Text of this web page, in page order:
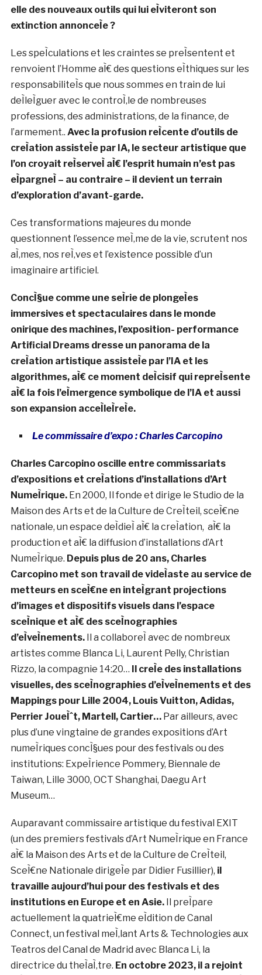
elle des nouveaux outils qui lui eÌviteront son
extinction annonceÌe ?
Les speÌculations et les craintes se preÌsentent et
renvoient l’Homme aÌ€ des questions eÌthiques sur les
responsabiliteÌs que nous sommes en train de lui
deÌleÌguer avec le controÌ‚le de nombreuses
professions, des administrations, de la finance, de
l’armement.. Avec la profusion reÌcente d’outils de
creÌation assisteÌe par IA, le secteur artistique que
l’on croyait reÌserveÌ aÌ€ l’esprit humain n’est pas
eÌpargneÌ – au contraire – il devient un terrain
d’exploration d’avant-garde.
Ces transformations majeures du monde
questionnent l’essence meÌ‚me de la vie, scrutent nos
aÌ‚mes, nos reÌ‚ves et l’existence possible d’un
imaginaire artificiel.
ConcÌ§ue comme une seÌrie de plongeÌes
immersives et spectaculaires dans le monde
onirique des machines, l’exposition- performance
Artificial Dreams dresse un panorama de la
creÌation artistique assisteÌe par l’IA et les
algorithmes, aÌ€ ce moment deÌcisif qui repreÌsente
aÌ€ la fois l’eÌmergence symbolique de l’IA et aussi
son expansion acceÌleÌreÌe.
Le commissaire d’expo : Charles Carcopino
Charles Carcopino oscille entre commissariats
d’expositions et creÌations d’installations d’Art
NumeÌrique.En 2000, Il fonde et dirige le Studio de la
Maison des Arts et de la Culture de CreÌteil, sceÌ€ne
nationale, un espace deÌdieÌ aÌ€ la creÌation, aÌ€ la
production et aÌ€ la diffusion d’installations d’Art
NumeÌrique. Depuis plus de 20 ans, Charles
Carcopino met son travail de videÌaste au service de
metteurs en sceÌ€ne en inteÌgrant projections
d’images et dispositifs visuels dans l’espace
sceÌnique et aÌ€ des sceÌnographies
d’eÌveÌnements.Il a collaboreÌ avec de nombreux
artistes comme Blanca Li, Laurent Pelly, Christian
Rizzo, la compagnie 14:20… Il creÌe des installations
visuelles, des sceÌnographies d’eÌveÌnements et des
Mappings pour Lille 2004, Louis Vuitton, Adidas,
Perrier JoueÌˆt, Martell, Cartier…Par ailleurs, avec
plus d’une vingtaine de grandes expositions d’Art
numeÌriques concÌ§ues pour des festivals ou des
institutions: ExpeÌrience Pommery, Biennale de
Taiwan, Lille 3000, OCT Shanghai, Daegu Art
Museum…
Auparavant commissaire artistique du festival EXIT
(un des premiers festivals d’Art NumeÌrique en France
aÌ€ la Maison des Arts et de la Culture de CreÌteil,
SceÌ€ne Nationale dirigeÌe par Didier Fusillier), il
travaille aujourd’hui pour des festivals et des
institutions en Europe et en Asie.Il preÌpare
actuellement la quatrieÌ€me eÌdition de Canal
Connect, un festival meÌ‚lant Arts & Technologies aux
Teatros del Canal de Madrid avec Blanca Li, la
directrice du theÌaÌ‚tre. En octobre 2023, il a rejoint